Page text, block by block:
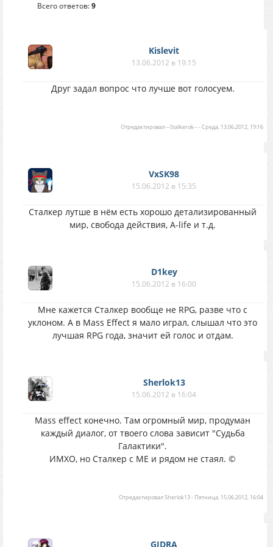
Всего ответов:9
Kislevit
13.06.2012 в 19:15
Друг задал вопрос что лучше вот голосуем.
Отредактировал--Stalkerok---Среда, 13.06.2012, 19:16
VxSK98
15.06.2012 в 15:35
Сталкер лутше в нём есть хорошо детализированный
мир, свобода действия, A-life и т.д.
D1key
15.06.2012 в 16:00
Мне кажется Сталкер вообще не RPG, разве что с
уклоном. А в Mass Effect я мало играл, слышал что это
лучшая RPG года, значит ей голос и отдам.
Sherlok13
15.06.2012 в 16:04
Mass effect конечно. Там огромный мир, продуман
каждый диалог, от твоего слова зависит "Судьба
Галактики".
ИМХО, но Сталкер с МЕ и рядом не стаял. ©
ОтредактировалSherlok13- Пятница, 15.06.2012, 16:04
GIDRA